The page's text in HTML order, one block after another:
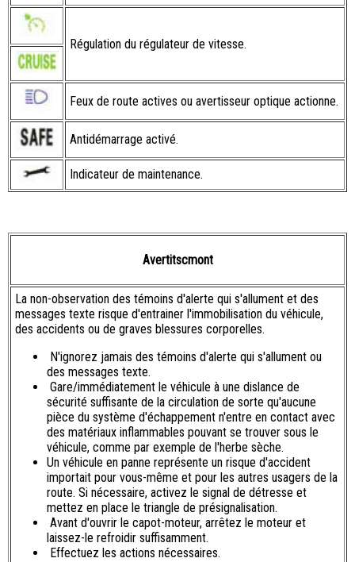
Régulation du régulateur de vitesse.
Feux de route actives ou avertisseur optique actionne.
Antidémarrage activé.
Indicateur de maintenance.
Avertitscmont
La non-observation des témoins d'alerte qui s'allument et des
messages texte risque d'entrainer l'immobilisation du véhicule,
des accidents ou de graves blessures corporelles.
N'ignorez jamais des témoins d'alerte qui s'allument ou
des messages texte.
Gare/immédiatement le véhicule à une dislance de
sécurité suffisante de la circulation de sorte qu'aucune
pièce du système d'échappement n'entre en contact avec
des matériaux inflammables pouvant se trouver sous le
véhicule, comme par exemple de l'herbe sèche.
Un véhicule en panne représente un risque d'accident
importait pour vous-même et pour les autres usagers de la
route. Si nécessaire, activez le signal de détresse et
mettez en place le triangle de présignalisation.
Avant d'ouvrir le capot-moteur, arrêtez le moteur et
laissez-le refroidir suffisamment.
Effectuez les actions nécessaires.